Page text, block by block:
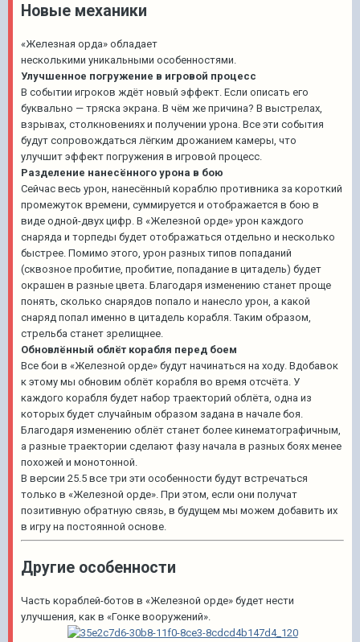
Новые механики
«Железная орда» обладает
несколькими уникальными особенностями.
Улучшенное погружение в игровой процесс
В событии игроков ждёт новый эффект. Если описать его
буквально — тряска экрана. В чём же причина? В выстрелах,
взрывах, столкновениях и получении урона. Все эти события
будут сопровождаться лёгким дрожанием камеры, что
улучшит эффект погружения в игровой процесс.
Разделение нанесённого урона в бою
Сейчас весь урон, нанесённый кораблю противника за короткий
промежуток времени, суммируется и отображается в бою в
виде одной-двух цифр. В «Железной орде» урон каждого
снаряда и торпеды будет отображаться отдельно и несколько
быстрее. Помимо этого, урон разных типов попаданий
(сквозное пробитие, пробитие, попадание в цитадель) будет
окрашен в разные цвета. Благодаря изменению станет проще
понять, сколько снарядов попало и нанесло урон, а какой
снаряд попал именно в цитадель корабля. Таким образом,
стрельба станет зрелищнее.
Обновлённый облёт корабля перед боем
Все бои в «Железной орде» будут начинаться на ходу. Вдобавок
к этому мы обновим облёт корабля во время отсчёта. У
каждого корабля будет набор траекторий облёта, одна из
которых будет случайным образом задана в начале боя.
Благодаря изменению облёт станет более кинематографичным,
а разные траектории сделают фазу начала в разных боях менее
похожей и монотонной.
В версии 25.5 все три эти особенности будут встречаться
только в «Железной орде». При этом, если они получат
позитивную обратную связь, в будущем мы можем добавить их
в игру на постоянной основе.
Другие особенности
Часть кораблей-ботов в «Железной орде» будет нести
улучшения, как в «Гонке вооружений».